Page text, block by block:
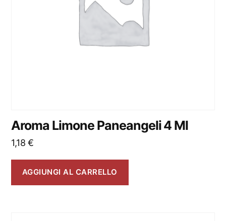
Aroma Limone Paneangeli 4 Ml
1,18€
AGGIUNGI AL CARRELLO